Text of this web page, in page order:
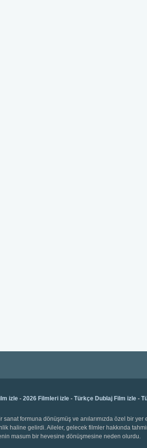
izle - 2026 Filmleri izle - Türkçe Dublaj Film izle -
formuna dönüşmüş ve anılarımızda özel bir
haline gelirdi. Aileler, gelecek filmler hakkında
masum bir hevesine dönüşmesine neden olurdu.